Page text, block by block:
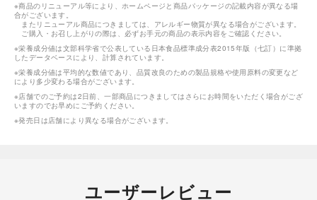
※商品のリニューアル等により、ホームページと商品パッケージの記載内容が異なる場
合がございます。
またリニューアル商品につきましては、アレルギー物質が異なる場合がございます。
ご購入・お召し上がりの際は、必ずお手元の商品の表示内容をご確認ください。
※栄養成分値は文部科学省で公表している日本食品標準成分表2015年版（七訂）に準拠
したデータベースにより、計算されています。
※栄養成分値は平均的な数値であり、品質改良のための製品規格や使用原料の変更など
により多少変わる場合がございます。
※店舗でのご予約は2日前、一部商品につきましてはさらにお時間をいただく場合がござ
いますのでお早めにご予約ください。
※発売日は店舗により異なる場合がございます。
ユーザーレビュー